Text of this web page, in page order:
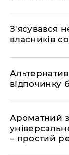
З'ясувався
власників
відпочинку
Ароматний
– простий